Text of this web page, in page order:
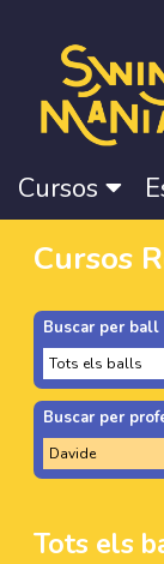
Cursos
Cursos
Buscar per ball
Buscar per
Tots els